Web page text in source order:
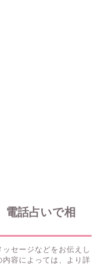
電話占いで相
セージなどをお伝えし
容によっては、より詳